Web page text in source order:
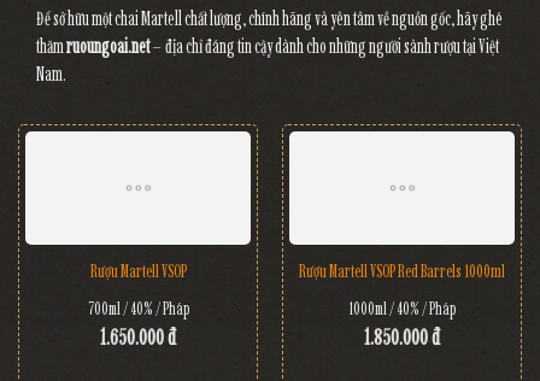
Để sở hữu một chai Martell chất lượng, chính hãng và yên tâm về nguồn gốc, hãy ghé
thămruoungoai.net– địa chỉ đáng tin cậy dành cho những người sành rượu tại Việt
Nam.
Rượu Martell VSOP
700ml / 40% / Pháp
1.650.000 đ
Rượu Martell VSOP Red Barrels 1000ml
1000ml / 40% / Pháp
1.850.000 đ